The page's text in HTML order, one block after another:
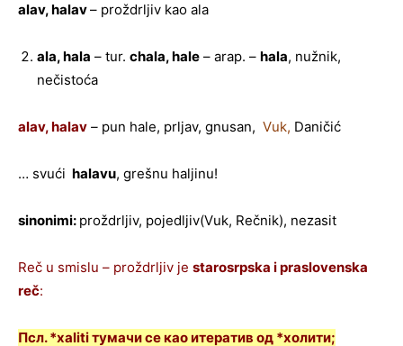
alav, halav– proždrljiv kao ala
ala, hala – tur. chala, hale – arap. – hala, nužnik,
nečistoća
alav, halav – pun hale, prljav, gnusan, Vuk, Daničić
… svući halavu, grešnu haljinu!
sinonimi: proždrljiv, pojedljiv(Vuk, Rečnik), nezasit
Reč u smislu – proždrljiv je starosrpska i praslovenska
reč:
Псл. *xaliti тумачи се као итератив од *холити;